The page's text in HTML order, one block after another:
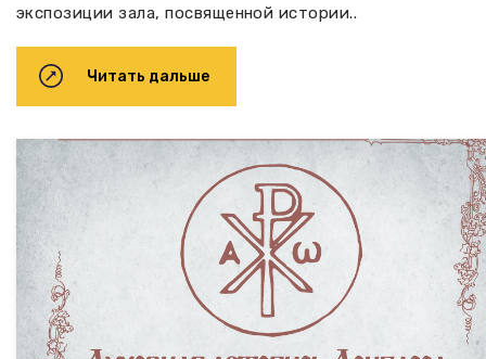
экспозиции зала, посвященной истории..
Читать дальше